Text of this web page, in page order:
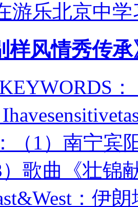
游乐北京中
样风情秀传
（1）南宁宾
歌曲《壮锦
：伊